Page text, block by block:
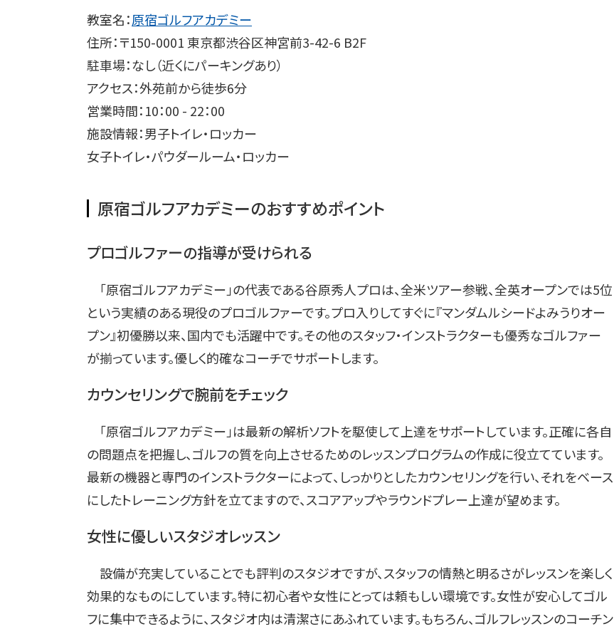
教室名：原宿ゴルフアカデミー
住所：〒150-0001 東京都渋谷区神宮前3-42-6 B2F
駐車場：なし（近くにパーキングあり）
アクセス：外苑前から徒歩6分
営業時間：10：00 - 22：00
施設情報：男子トイレ・ロッカー
女子トイレ・パウダールーム・ロッカー
原宿ゴルフアカデミーのおすすめポイント
プロゴルファーの指導が受けられる
「原宿ゴルフアカデミー」の代表である谷原秀人プロは、全米ツアー参戦、全英オープンでは5位
という実績のある現役のプロゴルファーです。プロ入りしてすぐに『マンダムルシードよみうりオー
プン』初優勝以来、国内でも活躍中です。その他のスタッフ・インストラクターも優秀なゴルファー
が揃っています。優しく的確なコーチでサポートします。
カウンセリングで腕前をチェック
「原宿ゴルフアカデミー」は最新の解析ソフトを駆使して上達をサポートしています。正確に各自
の問題点を把握し、ゴルフの質を向上させるためのレッスンプログラムの作成に役立てています。
最新の機器と専門のインストラクターによって、しっかりとしたカウンセリングを行い、それをベース
にしたトレーニング方針を立てますので、スコアアップやラウンドプレー上達が望めます。
女性に優しいスタジオレッスン
設備が充実していることでも評判のスタジオですが、スタッフの情熱と明るさがレッスンを楽しく
効果的なものにしています。特に初心者や女性にとっては頼もしい環境です。女性が安心してゴル
フに集中できるように、スタジオ内は清潔さにあふれています。もちろん、ゴルフレッスンのコーチン